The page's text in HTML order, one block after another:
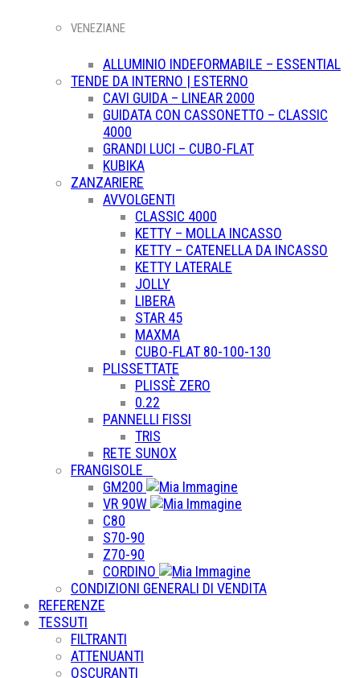
VENEZIANE
ALLUMINIO INDEFORMABILE – ESSENTIAL
TENDE DA INTERNO | ESTERNO
CAVI GUIDA – LINEAR 2000
GUIDATA CON CASSONETTO – CLASSIC
4000
GRANDI LUCI – CUBO-FLAT
KUBIKA
ZANZARIERE
AVVOLGENTI
CLASSIC 4000
KETTY – MOLLA INCASSO
KETTY – CATENELLA DA INCASSO
KETTY LATERALE
JOLLY
LIBERA
STAR 45
MAXMA
CUBO-FLAT 80-100-130
PLISSETTATE
PLISSÈ ZERO
0.22
PANNELLI FISSI
TRIS
RETE SUNOX
FRANGISOLE
GM200
VR 90W
C80
S70-90
Z70-90
CORDINO
CONDIZIONI GENERALI DI VENDITA
REFERENZE
TESSUTI
FILTRANTI
ATTENUANTI
OSCURANTI